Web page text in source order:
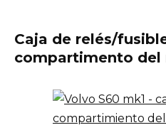
Caja de relés/
compartimento del